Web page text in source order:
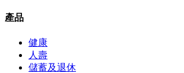
產品
健康
人壽
儲蓄及退休